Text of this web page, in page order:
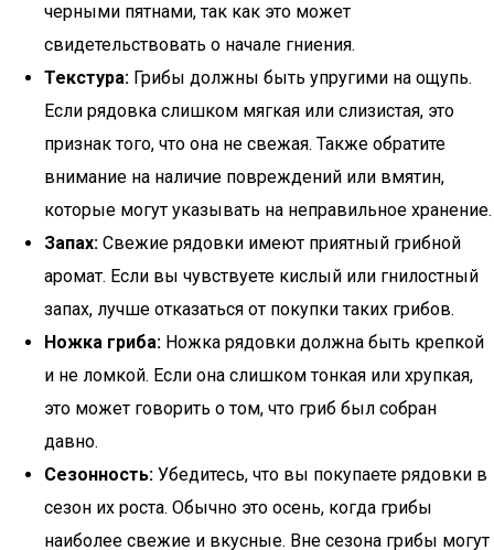
черными пятнами, так как это может
свидетельствовать о начале гниения.
Текстура: Грибы должны быть упругими на ощупь.
Если рядовка слишком мягкая или слизистая, это
признак того, что она не свежая. Также обратите
внимание на наличие повреждений или вмятин,
которые могут указывать на неправильное хранение.
Запах: Свежие рядовки имеют приятный грибной
аромат. Если вы чувствуете кислый или гнилостный
запах, лучше отказаться от покупки таких грибов.
Ножка гриба: Ножка рядовки должна быть крепкой
и не ломкой. Если она слишком тонкая или хрупкая,
это может говорить о том, что гриб был собран
давно.
Сезонность: Убедитесь, что вы покупаете рядовки в
сезон их роста. Обычно это осень, когда грибы
наиболее свежие и вкусные. Вне сезона грибы могут